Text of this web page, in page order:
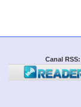
Canal RSS: